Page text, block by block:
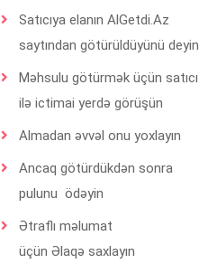
Satıcıya elanın AlGetdi.Az
saytından götürüldüyünü deyin
Məhsulu götürmək üçün satıcı
ilə ictimai yerdə görüşün
Almadan əvvəl onu yoxlayın
Ancaq götürdükdən sonra
pulunu ödəyin
Ətraflı məlumat
üçün Əlaqə saxlayın